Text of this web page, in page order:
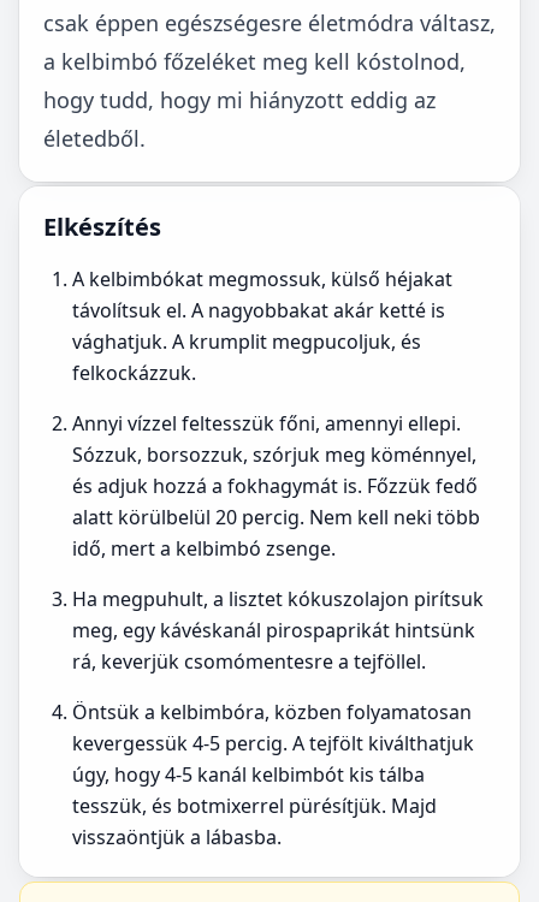
csak éppen egészségesre életmódra váltasz,
a kelbimbó főzeléket meg kell kóstolnod,
hogy tudd, hogy mi hiányzott eddig az
életedből.
Elkészítés
A kelbimbókat megmossuk, külső héjakat
távolítsuk el. A nagyobbakat akár ketté is
vághatjuk. A krumplit megpucoljuk, és
felkockázzuk.
Annyi vízzel feltesszük főni, amennyi ellepi.
Sózzuk, borsozzuk, szórjuk meg köménnyel,
és adjuk hozzá a fokhagymát is. Főzzük fedő
alatt körülbelül 20 percig. Nem kell neki több
idő, mert a kelbimbó zsenge.
Ha megpuhult, a lisztet kókuszolajon pirítsuk
meg, egy kávéskanál pirospaprikát hintsünk
rá, keverjük csomómentesre a tejföllel.
Öntsük a kelbimbóra, közben folyamatosan
kevergessük 4-5 percig. A tejfölt kiválthatjuk
úgy, hogy 4-5 kanál kelbimbót kis tálba
tesszük, és botmixerrel pürésítjük. Majd
visszaöntjük a lábasba.